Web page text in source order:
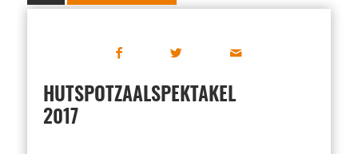
HUTSPOTZAALSPEKTAKEL
2017